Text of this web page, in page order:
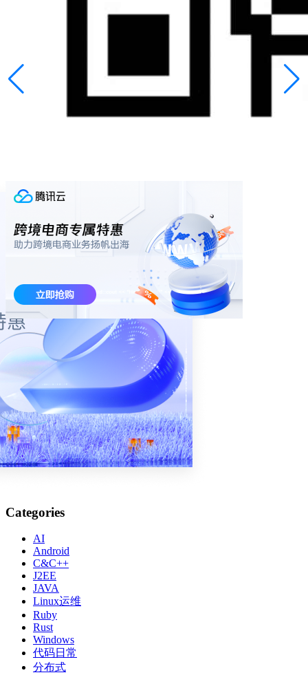
Categories
AI
Android
C&C++
J2EE
JAVA
Linux运维
Ruby
Rust
Windows
代码日常
分布式